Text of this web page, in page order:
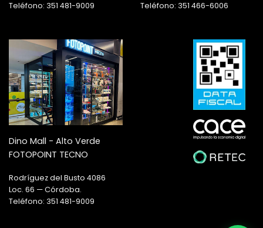
Teléfono: 351 481-9009
Teléfono: 351 466-6006
Dino Mall - Alto Verde
FOTOPOINT TECNO
Rodríguez del Busto 4086
Loc. 66 — Córdoba.
Teléfono: 351 481-9009